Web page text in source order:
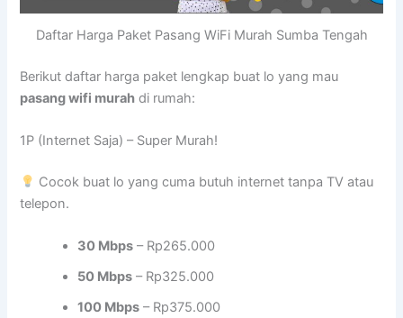
Daftar Harga Paket Pasang WiFi Murah Sumba Tengah
Berikut daftar harga paket lengkap buat lo yang mau
pasang wifi murah di rumah:
1P (Internet Saja) – Super Murah!
Cocok buat lo yang cuma butuh internet tanpa TV atau
telepon.
30 Mbps – Rp265.000
50 Mbps – Rp325.000
100 Mbps – Rp375.000